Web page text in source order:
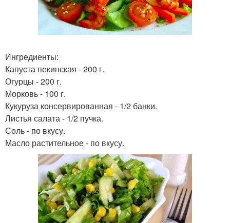
Ингредиенты:
Капуста пекинская - 200 г.
Огурцы - 200 г.
Морковь - 100 г.
Кукуруза консервированная - 1/2 банки.
Листья салата - 1/2 пучка.
Соль - по вкусу.
Масло растительное - по вкусу.